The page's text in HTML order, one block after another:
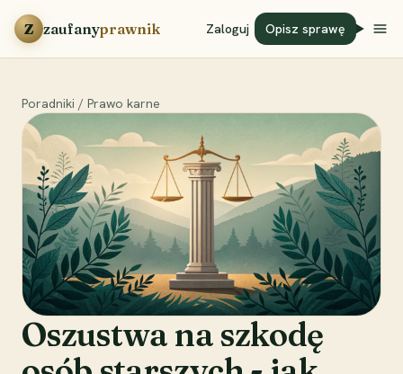
Przejdź do treści
Z zaufanyprawnik Zaloguj Opisz sprawę
Poradniki / Prawo karne
Oszustwa na szkodę